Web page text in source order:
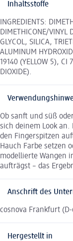
Inhaltsstoffe
INGREDIENTS:
DIMETHICONE/VINYL
GLYCOL, SILICA,
ALUMINUM
19140 (YELLOW 5), CI
DIOXIDE).
Ob sanft und süß
sich deinem Look
den Fingerspitzen
Hauch Farbe setzen
modellierte Wangen
aufträgst – das
Anschrift des
cosnova Frankfurt
Hergestellt in